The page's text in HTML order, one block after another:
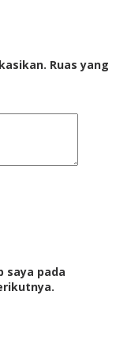
Ruas yang
saya pada